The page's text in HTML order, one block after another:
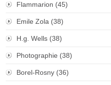
Flammarion (45)
Emile Zola (38)
H.g. Wells (38)
Photographie (38)
Borel-Rosny (36)